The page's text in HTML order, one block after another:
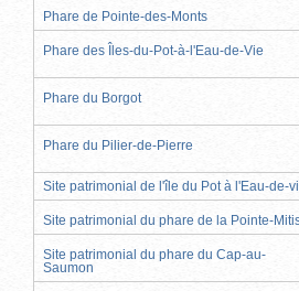
Phare de Pointe-des-Monts
Phare des Îles-du-Pot-à-l'Eau-de-Vie
Phare du Borgot
Phare du Pilier-de-Pierre
Site patrimonial de l'île du Pot à l'Eau-de-
Site patrimonial du phare de la Pointe-
Site patrimonial du phare du Cap-au-
Saumon